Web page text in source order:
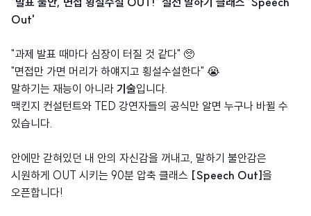
Out'
"과제 발표 때마다 심장이 터질 것 같다" 🥺
"면접만 가면 머리가 하얘지고 횡설수설한다" 😭
말하기는 재능이 아니라 기술입니다.
맥킨지 컨설턴트와 TED 강연자들의 공식만 알면 누구나 바뀔 수
있습니다.
안에만 갇혀있던 내 안의 자신감을 꺼내고, 말하기 불안감은
시원하게 OUT 시키는 90분 압축 클래스 [Speech Out]을
오픈합니다!